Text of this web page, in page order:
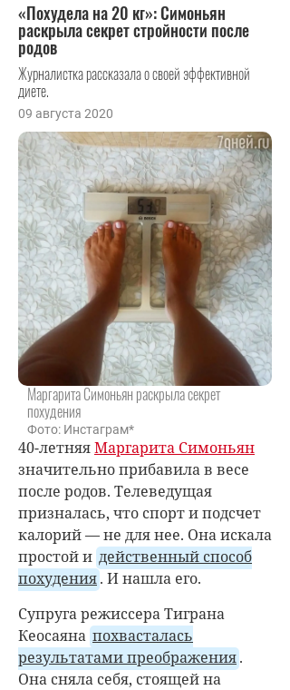
«Похудела на 20 кг»: Симоньян
раскрыла секрет стройности после
родов
Журналистка рассказала о своей эффективной
диете.
09 августа 2020
Маргарита Симоньян раскрыла секрет
похудения
Фото: Инстаграм*
40-летняяМаргарита Симоньян
значительно прибавила в весе
после родов. Телеведущая
призналась, что спорт и подсчет
калорий — не для нее. Она искала
простой и действенный способ
похудения. И нашла его.
Супруга режиссера Тиграна
Кеосаяна похвасталась
результатами преображения.
Она сняла себя, стоящей на